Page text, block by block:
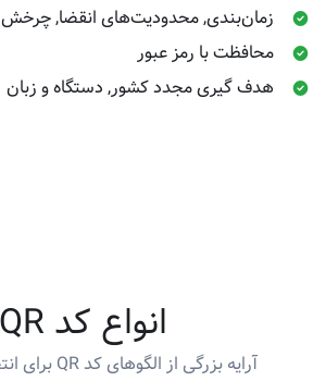
زمان‌بندی, محدودیت‌های انقضا, چرخش A/B
محافظت با رمز عبور
هدف گیری مجدد کشور, دستگاه و زبان
انواع کد QR
آرایه بزرگی از الگوهای کد QR برای انتخاب و شروع.